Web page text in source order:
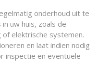
onderhoud uit te
uw huis, zoals de
elektrische systemen.
en laat indien nodig
inspectie en eventuele